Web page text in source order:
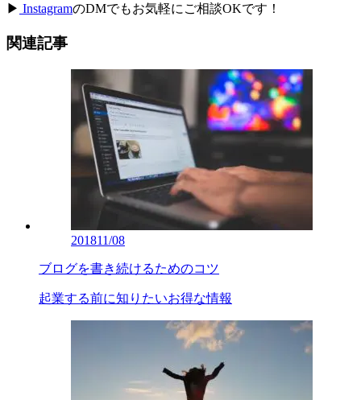
▶ InstagramのDMでもお気軽にご相談OKです！
関連記事
201811/08
ブログを書き続けるためのコツ
起業する前に知りたいお得な情報